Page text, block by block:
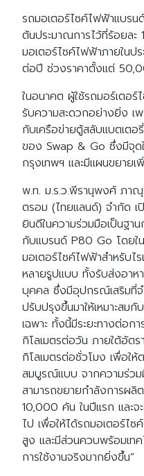
รถมอเตอร์ไซค์ไฟฟ้าแบร
ต้นประมาณการไว้ที่ร้อยล
มอเตอร์ไซค์ไฟฟ้าภายใน
ต่อปี ช่วงราคาตั้งแต่
ในอนาคต ผู้ใช้รถมอร์เตอ
รับความสะดวกอย่างยิ่ง เพ
กับเครือข่ายตู้สลับแบตเต
ของ Swap & Go ซึ่งมีจุด
กรุงเทพฯ และมีแผนขยายเ
พ.ท. ม.ร.ว.พีรานุพงศ์ ภา
ตรอม (ไทยแลนด์) จำกัด เ
ยินดีในความร่วมมือเป็นฐา
กับแบรนด์ P80 Go โดยใ
มอเตอร์ไซค์ไฟฟ้าสำหรับไ
หลายรูปแบบ ทั้งรับส่งอาห
บุคคล ซึ่งมีอุปกรณ์เสริมที่
ปรับปรุงขึ้นมาให้เหมาะสมกั
เฉพาะ ทั้งนี้มีระยะทางต่อ
กิโลเมตรต่อวัน ภายใต้อัตร
กิโลเมตรต่อชั่วโมง เพื่อใ
สมบูรณ์แบบ จากความร่วม
สามารถขยายกำลังการผลิ
10,000 คัน ในปีแรก และ
ไป เพื่อให้ได้รถมอเตอร์
สูง และมีส่วนควบพร้อมเท
การใช้งานจริงมากยิ่งขึ้น”